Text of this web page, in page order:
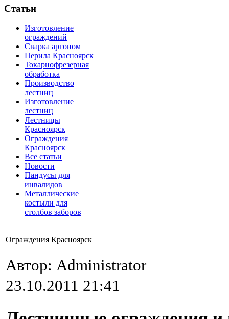
Статьи
Изготовление
ограждений
Сварка аргоном
Перила Красноярск
Токарнофрезерная
обработка
Производство
лестниц
Изготовление
лестниц
Лестницы
Красноярск
Ограждения
Красноярск
Все статьи
Новости
Пандусы для
инвалидов
Металлические
костыли для
столбов заборов
Ограждения Красноярск
Автор: Administrator
23.10.2011 21:41